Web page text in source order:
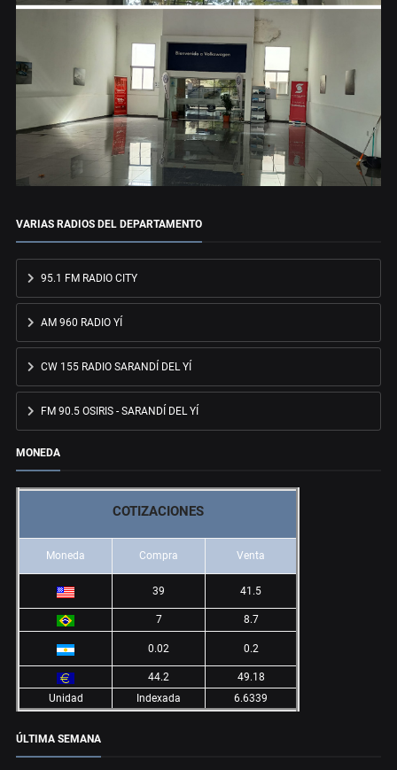
VARIAS RADIOS DEL DEPARTAMENTO
95.1 FM RADIO CITY
AM 960 RADIO YÍ
CW 155 RADIO SARANDÍ DEL YÍ
FM 90.5 OSIRIS - SARANDÍ DEL YÍ
MONEDA
COTIZACIONES
Moneda Compra Venta
39 41.5
7 8.7
0.02 0.2
44.2
49.18
Unidad
Indexada 6.6339
ÚLTIMA SEMANA